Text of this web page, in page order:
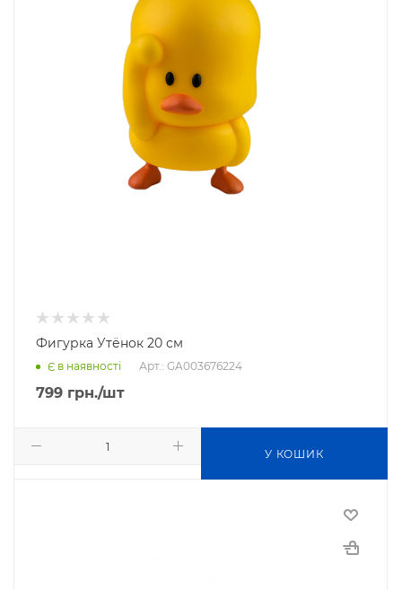
Фигурка Утёнок 20 см
Є в наявності Арт.: GA003676224
799 грн./шт
У КОШИК